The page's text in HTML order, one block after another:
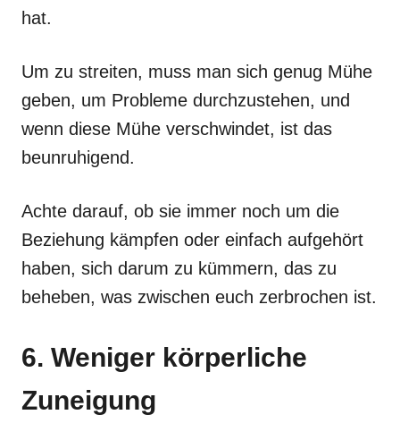
hat.
Um zu streiten, muss man sich genug Mühe
geben, um Probleme durchzustehen, und
wenn diese Mühe verschwindet, ist das
beunruhigend.
Achte darauf, ob sie immer noch um die
Beziehung kämpfen oder einfach aufgehört
haben, sich darum zu kümmern, das zu
beheben, was zwischen euch zerbrochen ist.
6. Weniger körperliche
Zuneigung